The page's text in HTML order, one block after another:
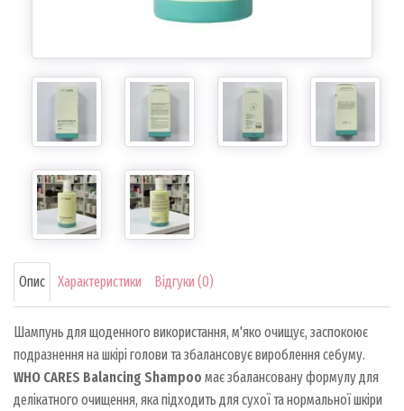
Опис Характеристики Відгуки (0)
Шампунь для щоденного використання, м'яко очищує, заспокоює
подразнення на шкірі голови та збалансовує вироблення себуму.
WHO CARES Balancing Shampoo має збалансовану формулу для
делікатного очищення, яка підходить для сухої та нормальної шкіри